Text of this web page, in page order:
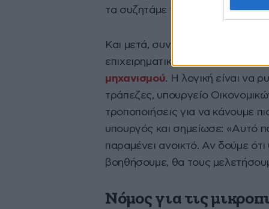
τα συζητάμε τώρα» όπως είπε.
Και μετά, συνέχισε ο ίδιος,
επιχειρηματικών δανείων όπου
μηχανισμού. Η λογική είναι να
τράπεζες, υπουργείο
τροποποιήσεις για να κάνουμε
υπουργός και σημείωσε: «Αυτό
παραμένει ανοικτό. Αν δούμε
βοηθήσουμε, θα τους
Νόμος για τις